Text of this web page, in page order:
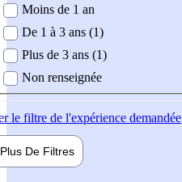
demandée
Moins de 1 an
De 1 à 3 ans (1)
Plus de 3 ans (1)
Non renseignée
le filtre de l'expérience demandée
Plus De Filtres